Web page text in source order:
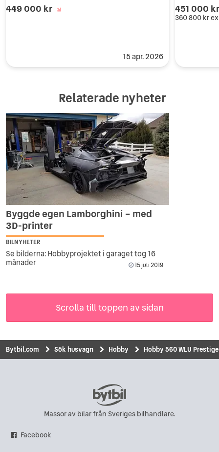
449 000 kr
15 apr. 2026
451 000
360 800 kr
Relaterade nyheter
Byggde egen Lamborghini – med
3D-printer
BILNYHETER
Se bilderna: Hobbyprojektet i garaget tog 16
månader 15 juli 2019
Scrolla till toppen av sidan
Bytbil.com Sök husvagn Hobby Hobby 560 WLU Prestige
Massor av bilar från Sveriges bilhandlare.
Facebook